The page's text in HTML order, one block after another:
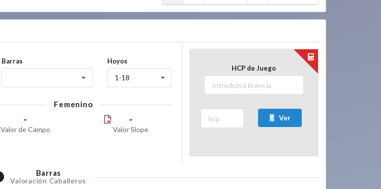
Barras Hoyos
1-18
Femenino
-
Valor de Campo
-
Valor Slope
HCP de Juego
Ver
Barras
Valoración Caballeros